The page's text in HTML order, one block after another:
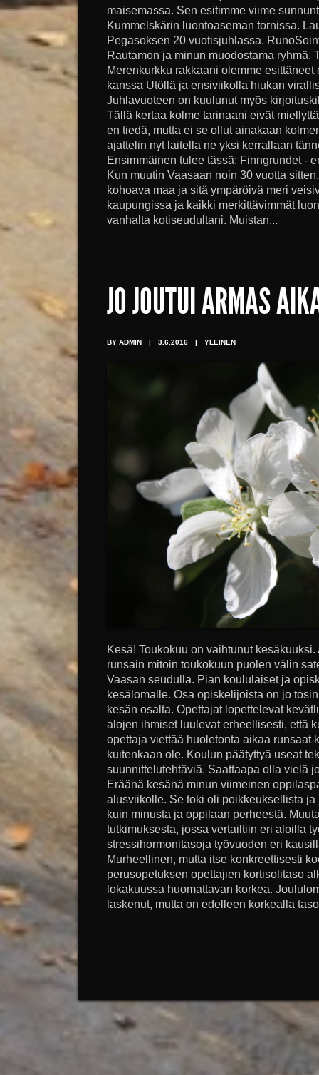
maisemassa. Sen esitimme viime
Kummelskärin luontoaseman tornissa.
Pegasoksen 20 vuotisjuhlassa.
Rautamon ja minun muodostama ryhmä.
Merenkurkku rakkaani olemme
kanssa Utöllä ja ensiviikolla hiukan
Juhlavuoteen on kuulunut myös
Tällä kertaa kolme tarinaani eivät
en tiedä, mutta ei se ollut ainakaan
ajattelin nyt laitella ne yksi kerrallaan
Ensimmäinen tulee tässä: Finngrundet -
Kun muutin Vaasaan noin 30 vuotta
kohoava maa ja sitä ympäröivä meri
kaupungissa ja kaikki merkittävimmät
vanhalta kotiseudultani. Muistan...
JO JOUTUI ARMAS
BY ADMIN | 3.6.2016 | YLEINEN
Kesä! Toukokuu on vaihtunut
runsain mitoin toukokuun puolen välin
Vaasan seudulla. Pian koululaiset ja
kesälomalle. Osa opiskelijoista on jo
kesän osalta. Opettajat lopettelevat
alojen ihmiset luulevat erheellisesti, että
opettaja viettää huoletonta aikaa runsaat
kuitenkaan ole. Koulun päätyttyä useat
suunnittelutehtäviä. Saattaapa olla vielä
Eräänä kesänä minun viimeinen
alusviikolle. Se toki oli poikkeuksellista
kuin minusta ja oppilaan perheestä.
tutkimuksesta, jossa vertailtiin eri aloilla
stressihormonitasoja työvuoden eri
Murheellinen, mutta itse konkreettisesti
perusopetuksen opettajien kortisolitaso
lokakuussa huomattavan korkea.
laskenut, mutta on edelleen korkealla